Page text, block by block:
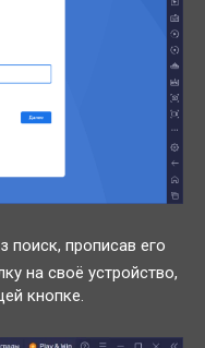
поиск, прописав его
на своё устройство,
кнопке.